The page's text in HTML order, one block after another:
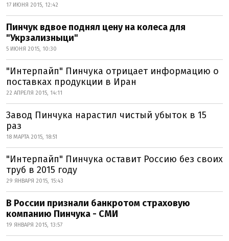
17 ИЮНЯ 2015, 12:42
Пинчук вдвое поднял цену на колеса для
"Укрзализныци"
5 ИЮНЯ 2015, 10:30
"Интерпайп" Пинчука отрицает информацию о
поставках продукции в Иран
22 АПРЕЛЯ 2015, 14:11
Завод Пинчука нарастил чистый убыток в 15
раз
18 МАРТА 2015, 18:51
"Интерпайп" Пинчука оставит Россию без своих
труб в 2015 году
29 ЯНВАРЯ 2015, 15:43
В России признали банкротом страховую
компанию Пинчука - СМИ
19 ЯНВАРЯ 2015, 13:57